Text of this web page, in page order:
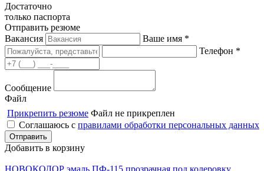
Достаточно
только паспорта
Отправить резюме
Вакансия
Ваше имя *
Телефон *
Сообщение
Файл
Прикрепить резюме Файл не прикреплен
Соглашаюсь с правилами обработки персональных данных
Добавить в корзину
НОВОКОЛОР эмаль ПФ-115 прозрачная под колеровку